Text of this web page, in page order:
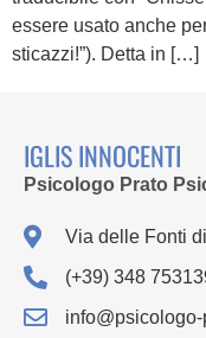
essere usato anche
sticazzi!”). Detta in […]
IGLIS INNOCENTI
Psicologo Prato
Via delle Fonti
(+39) 348
info@psicologo-